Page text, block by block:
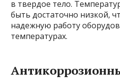
в твердое тело.
быть достаточно низкой,
надежную работу
температурах.